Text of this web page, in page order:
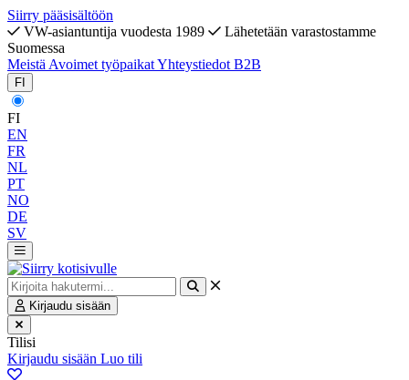
Siirry pääsisältöön
VW-asiantuntija vuodesta 1989
Lähetetään varastostamme
Suomessa
Meistä Avoimet työpaikatYhteystiedot B2B
FI
FI
EN
FR
NL
PT
NO
DE
SV
Kirjaudu sisään
Tilisi
Kirjaudu sisään Luo tili